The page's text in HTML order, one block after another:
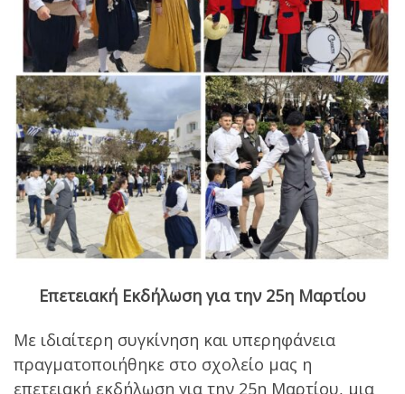
Επετειακή Εκδήλωση για την 25η Μαρτίου
Με ιδιαίτερη συγκίνηση και υπερηφάνεια
πραγματοποιήθηκε στο σχολείο μας η
επετειακή εκδήλωση για την 25η Μαρτίου, μια